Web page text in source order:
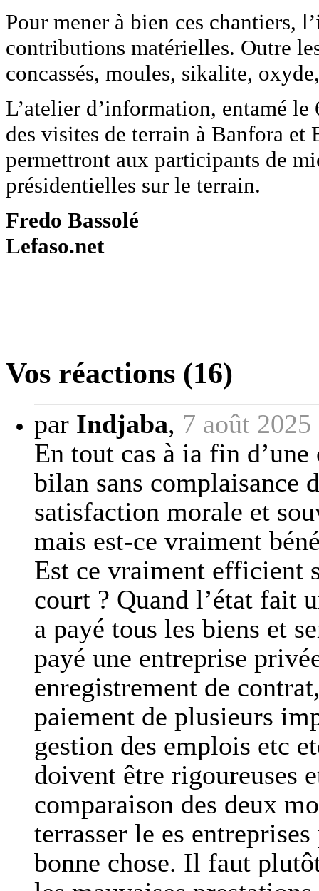
Pour mener à bien ces chantiers,
contributions matérielles. Outre
concassés, moules, sikalite,
L’atelier d’information, entamé
des visites de terrain à Banfora et
permettront aux participants de
présidentielles sur le terrain.
Fredo Bassolé
Lefaso.net
Vos réactions (16)
par Indjaba, 7 août
En tout cas à ia fin
bilan sans complaisance
satisfaction morale et
mais est-ce vraiment
Est ce vraiment efficient
court ? Quand l’état fait
a payé tous les biens et
payé une entreprise
enregistrement de
paiement de plusieurs
gestion des emplois etc
doivent être rigoureuses
comparaison des deux
terrasser le es
bonne chose. Il faut